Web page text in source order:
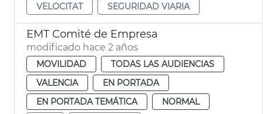
VELOCITAT
SEGURIDAD VIARIA
EMT Comité de Empresa
modificado hace 2 años
MOVILIDAD
TODAS LAS AUDIENCIAS
VALENCIA
EN PORTADA
EN PORTADA TEMÁTICA
NORMAL